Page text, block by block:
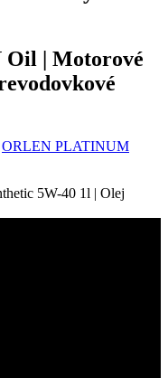
Oil | Motorové
ORLEN PLATINUM